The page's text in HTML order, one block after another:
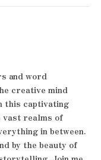
and word
creative mind
this captivating
vast realms of
in between.
by the beauty of